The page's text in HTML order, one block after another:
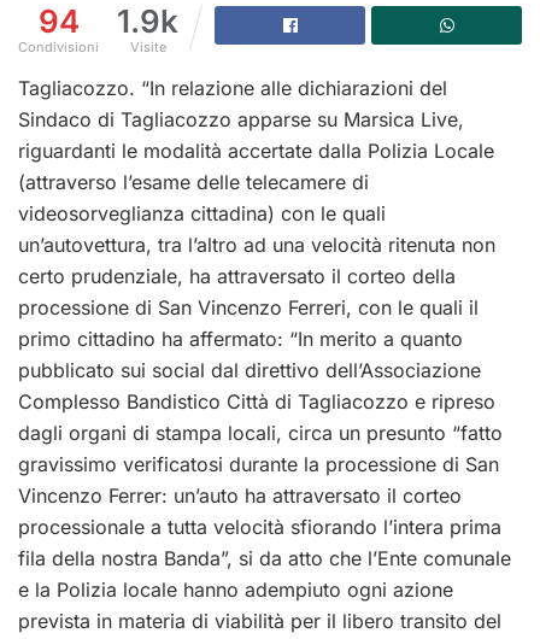
94
Condivisioni
1.9k
Visite
Tagliacozzo. “In relazione alle dichiarazioni del
Sindaco di Tagliacozzo apparse su Marsica Live,
riguardanti le modalità accertate dalla Polizia Locale
(attraverso l’esame delle telecamere di
videosorveglianza cittadina) con le quali
un’autovettura, tra l’altro ad una velocità ritenuta non
certo prudenziale, ha attraversato il corteo della
processione di San Vincenzo Ferreri, con le quali il
primo cittadino ha affermato: “In merito a quanto
pubblicato sui social dal direttivo dell’Associazione
Complesso Bandistico Città di Tagliacozzo e ripreso
dagli organi di stampa locali, circa un presunto “fatto
gravissimo verificatosi durante la processione di San
Vincenzo Ferrer: un’auto ha attraversato il corteo
processionale a tutta velocità sfiorando l’intera prima
fila della nostra Banda”, si da atto che l’Ente comunale
e la Polizia locale hanno adempiuto ogni azione
prevista in materia di viabilità per il libero transito del